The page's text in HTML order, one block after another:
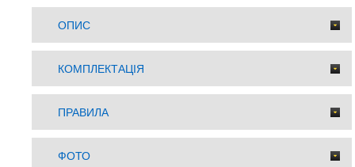
ОПИС
КОМПЛЕКТАЦІЯ
ПРАВИЛА
ФОТО